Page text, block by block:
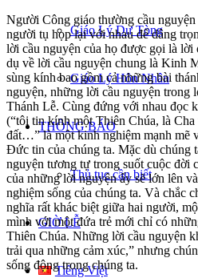
Giáo Lý Dự Tòng
Giáo Lý Hôn Nhân
THÔNG BÁO
Thủ tục cần biết
GIỜ LỄ
Tiếng Việt
Người Công giáo thường cầu
người tụ họp lại với nhau để dâng
lời cầu nguyện của họ được gọi là
dụ về lời cầu nguyện chung là Kinh
sùng kính bao gồm cả những bài
nguyện, những lời cầu nguyện trong
Thánh Lễ. Cùng đứng với nhau đọc
(“tôi tin kính một Thiên Chúa, là
đất…” là một kinh nghiệm mạnh mẽ
Đức tin của chúng ta. Mặc dù chúng
nguyện tương tự trong suốt cuộc đời
của những lời nguyện ấy sẽ lớn lên
nghiệm sống của chúng ta. Và chắc
nghĩa rất khác biệt giữa hai người,
mình với một đứa trẻ mới chỉ có
Thiên Chúa. Những lời cầu nguyện
trải qua những cảm xúc,” nhưng
sống động trong chúng ta.